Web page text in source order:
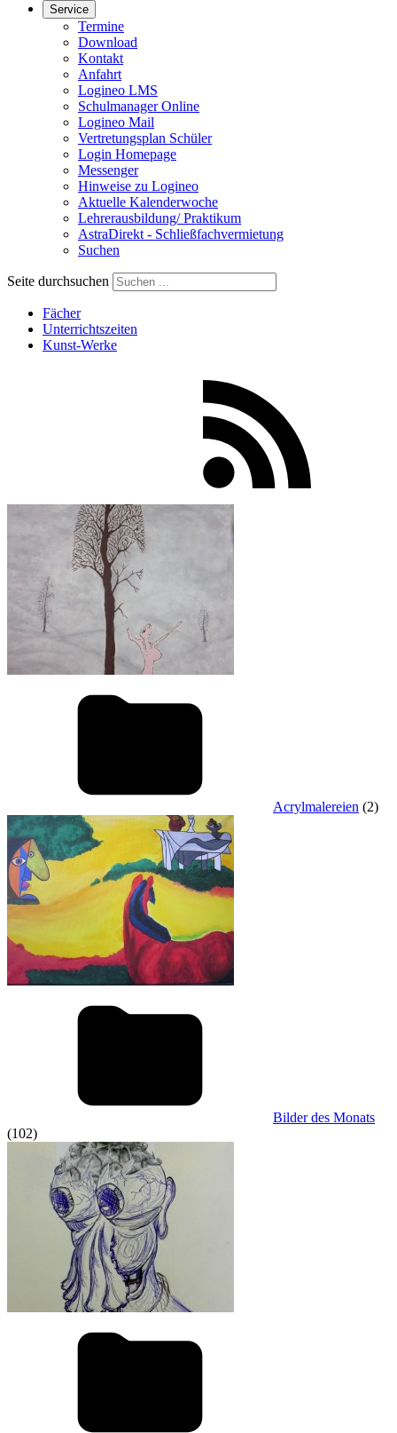
Service
Termine
Download
Kontakt
Anfahrt
Logineo LMS
Schulmanager Online
Logineo Mail
Vertretungsplan Schüler
Login Homepage
Messenger
Hinweise zu Logineo
Aktuelle Kalenderwoche
Lehrerausbildung/ Praktikum
AstraDirekt - Schließfachvermietung
Suchen
Seite durchsuchen
Fächer
Unterrichtszeiten
Kunst-Werke
Acrylmalereien (2)
Bilder des Monats
(102)